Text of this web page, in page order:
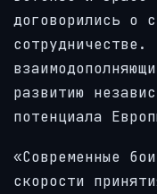
договорились о
развитию
потенциала
«Современные
скорости